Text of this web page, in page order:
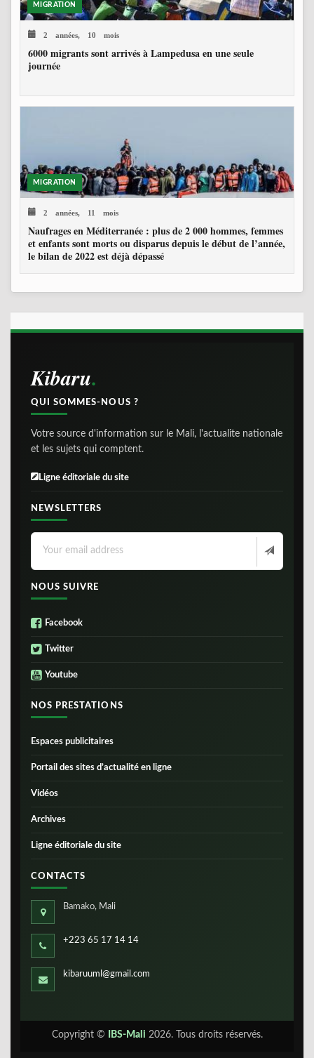
MIGRATION
2 années, 10 mois
6000 migrants sont arrivés à Lampedusa en une seule
journée
MIGRATION
2 années, 11 mois
Naufrages en Méditerranée : plus de 2 000 hommes, femmes
et enfants sont morts ou disparus depuis le début de l’année,
le bilan de 2022 est déjà dépassé
Kibaru
QUI SOMMES-NOUS ?
Votre source d'information sur le Mali, l'actualite nationale
et les sujets qui comptent.
Ligne éditoriale du site
NEWSLETTERS
NOUS SUIVRE
Facebook
Twitter
Youtube
NOS PRESTATIONS
Espaces publicitaires
Portail des sites d’actualité en ligne
Vidéos
Archives
Ligne éditoriale du site
CONTACTS
Bamako, Mali
+223 65 17 14 14
kibaruuml@gmail.com
Copyright © IBS-Mali 2026. Tous droits réservés.